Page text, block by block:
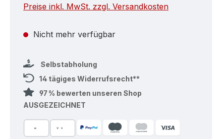
Preise inkl. MwSt. zzgl. Versandkosten
Nicht mehr verfügbar
Selbstabholung
14 tägiges Widerrufsrecht**
97 % bewerten unseren Shop
AUSGEZEICHNET